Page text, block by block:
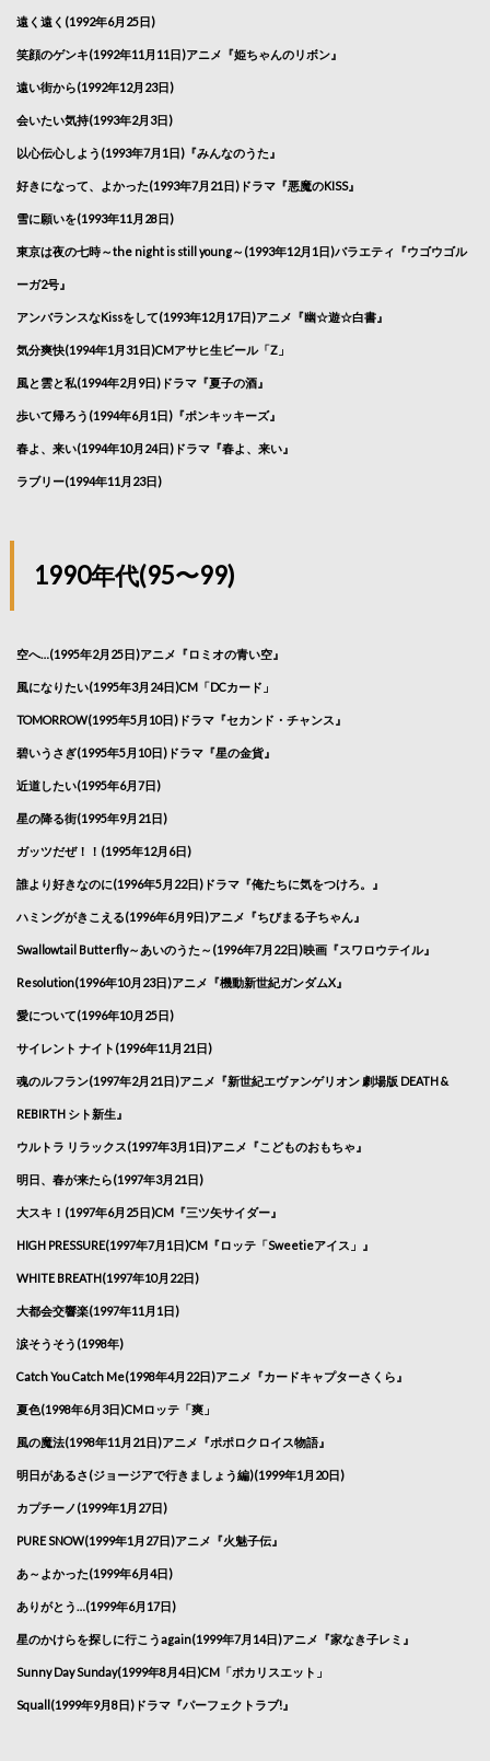
遠く遠く(1992年6月25日)
笑顔のゲンキ(1992年11月11日)アニメ『姫ちゃんのリボン』
遠い街から(1992年12月23日)
会いたい気持(1993年2月3日)
以心伝心しよう(1993年7月1日)『みんなのうた』
好きになって、よかった(1993年7月21日)ドラマ『悪魔のKISS』
雪に願いを(1993年11月28日)
東京は夜の七時～the night is still young～(1993年12月1日)バラエティ『ウゴウゴル
ーガ2号』
アンバランスなKissをして(1993年12月17日)アニメ『幽☆遊☆白書』
気分爽快(1994年1月31日)CMアサヒ生ビール「Z」
風と雲と私(1994年2月9日)ドラマ『夏子の酒』
歩いて帰ろう(1994年6月1日)『ポンキッキーズ』
春よ、来い(1994年10月24日)ドラマ『春よ、来い』
ラブリー(1994年11月23日)
1990年代(95〜99)
空へ…(1995年2月25日)アニメ『ロミオの青い空』
風になりたい(1995年3月24日)CM「DCカード」
TOMORROW(1995年5月10日)ドラマ『セカンド・チャンス』
碧いうさぎ(1995年5月10日)ドラマ『星の金貨』
近道したい(1995年6月7日)
星の降る街(1995年9月21日)
ガッツだぜ！！(1995年12月6日)
誰より好きなのに(1996年5月22日)ドラマ『俺たちに気をつけろ。』
ハミングがきこえる(1996年6月9日)アニメ『ちびまる子ちゃん』
Swallowtail Butterfly～あいのうた～(1996年7月22日)映画『スワロウテイル』
Resolution(1996年10月23日)アニメ『機動新世紀ガンダムX』
愛について(1996年10月25日)
サイレント ナイト(1996年11月21日)
魂のルフラン(1997年2月21日)アニメ『新世紀エヴァンゲリオン 劇場版 DEATH &
REBIRTH シト新生』
ウルトラ リラックス(1997年3月1日)アニメ『こどものおもちゃ』
明日、春が来たら(1997年3月21日)
大スキ！(1997年6月25日)CM『三ツ矢サイダー』
HIGH PRESSURE(1997年7月1日)CM『ロッテ「Sweetieアイス」』
WHITE BREATH(1997年10月22日)
大都会交響楽(1997年11月1日)
涙そうそう(1998年)
Catch You Catch Me(1998年4月22日)アニメ『カードキャプターさくら』
夏色(1998年6月3日)CMロッテ「爽」
風の魔法(1998年11月21日)アニメ『ポポロクロイス物語』
明日があるさ(ジョージアで行きましょう編)(1999年1月20日)
カプチーノ(1999年1月27日)
PURE SNOW(1999年1月27日)アニメ『火魅子伝』
あ～よかった(1999年6月4日)
ありがとう…(1999年6月17日)
星のかけらを探しに行こうagain(1999年7月14日)アニメ『家なき子レミ』
Sunny Day Sunday(1999年8月4日)CM「ポカリスエット」
Squall(1999年9月8日)ドラマ『パーフェクトラブ!』